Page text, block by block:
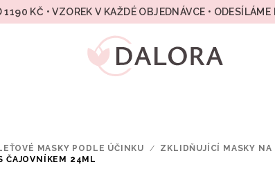
1190 KČ • VZOREK V KAŽDÉ OBJEDNÁVCE •
MASKY PODLE ÚČINKU / ZKLIDŇUJÍCÍ MASKY NA
ČAJOVNÍKEM 24ML